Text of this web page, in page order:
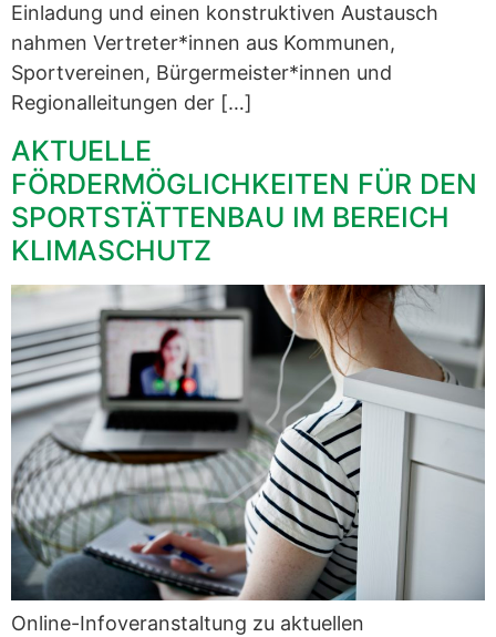
Einladung und einen konstruktiven Austausch
nahmen Vertreter*innen aus Kommunen,
Sportvereinen, Bürgermeister*innen und
Regionalleitungen der […]
AKTUELLE
FÖRDERMÖGLICHKEITEN FÜR DEN
SPORTSTÄTTENBAU IM BEREICH
KLIMASCHUTZ
Online-Infoveranstaltung zu aktuellen